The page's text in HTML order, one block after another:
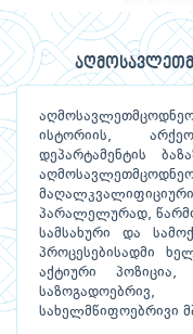
ისტორიის,
დეპარტამენტის
პარალელურად,
სამსახური და
პროცესებისადმი
აქტიური პოზიცია,
სახელმწიფოებრივი